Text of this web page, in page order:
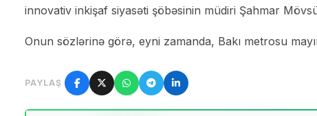
innovativ inkişaf siyasəti şöbəsinin müdiri Şahmar
Onun sözlərinə görə, eyni zamanda, Bakı metrosu
PAYLAŞ